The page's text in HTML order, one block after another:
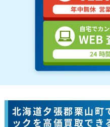
北海道夕張郡栗山町
ックを高価買取でき